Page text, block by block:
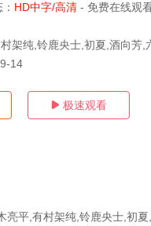
HD中字/高清 - 免费在线观
架纯,铃鹿央士,初夏,酒向芳
14
 极速观看
平,有村架纯,铃鹿央士,初